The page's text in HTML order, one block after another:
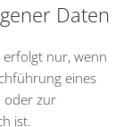
Daten
erfolgt nur, wenn
eines
oder zur
ist.